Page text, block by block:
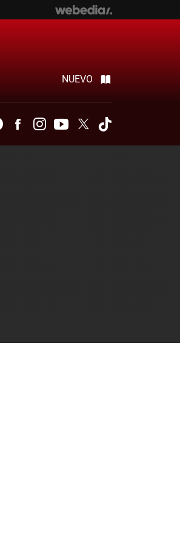
NUEVO
TelegramFacebookInstagramYoutubeTwitter